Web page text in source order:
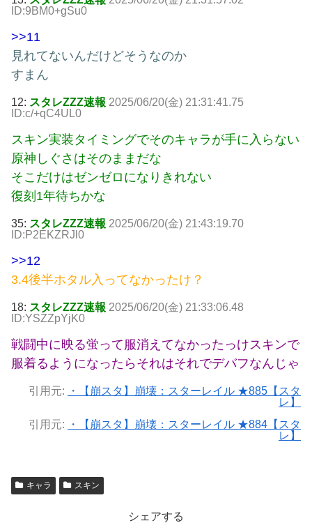
ID:9BM0+gSu0
>>11
見れてないんだけどそうなのか
すまん
12: スタレZZZ速報 2025/06/20(金) 21:31:41.75
ID:c/+qC4UL0
スキン実装タイミングでそのキャラが手に入らない
原神しぐさはそのままだな
そこだけはゼンゼロになりきれない
復刻1年待ちかな
35: スタレZZZ速報 2025/06/20(金) 21:43:19.70
ID:P2EKZRJl0
>>12
3.4後半ホタル入ってなかったけ？
18: スタレZZZ速報 2025/06/20(金) 21:33:06.48
ID:YSZZpYjK0
戦闘中に映る蛍って服消えてなかったっけスキンで
服着るようになったらそれはそれでデバフなんじゃ
引用元:
・【崩スタ】崩壊：スターレイル ★885【スタ
レ】
引用元:
・【崩スタ】崩壊：スターレイル ★884【スタ
レ】
キャラ スキン
シェアする